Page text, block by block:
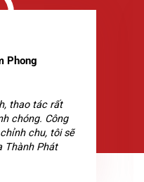
Phong
thao tác rất
chóng. Công
chu, tôi sẽ
Thành Phát